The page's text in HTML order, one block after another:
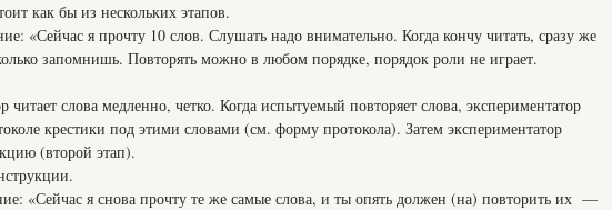
как бы из нескольких этапов.
«Сейчас я прочту 10 слов. Слушать надо внимательно. Когда кончу читать, сразу же
запомнишь. Повторять можно в любом порядке, порядок роли не играет.
читает слова медленно, четко. Когда испытуемый повторяет слова, экспериментатор
крестики под этими словами (см. форму протокола). Затем экспериментатор
(второй этап).
«Сейчас я снова прочту те же самые слова, и ты опять должен (на) повторить их —